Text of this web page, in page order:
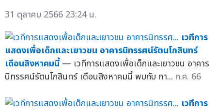
31 ตุลาคม 2566 23:24 น.
เวทีการ
แสดงเพื่อเด็กและเยาวชน อาคารนิทรรศน์รัตนโกสินทร์
เดือนสิงหาคมนี้ — เวทีการแสดงเพื่อเด็กและเยาวชน อาคาร
นิทรรศน์รัตนโกสินทร์ เดือนสิงหาคมนี้ พบกับ กา... ก.ค. 66
เวทีการ